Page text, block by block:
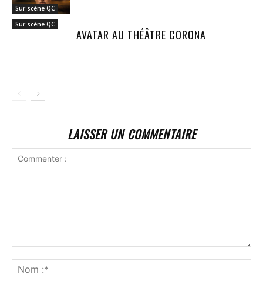
Sur scène QC
Sur scène QC
AVATAR AU THÉÂTRE CORONA
LAISSER UN COMMENTAIRE